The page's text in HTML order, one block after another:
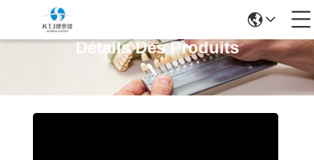
Détails Des Produits